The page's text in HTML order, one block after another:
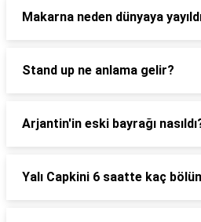
Makarna neden dünyaya
Stand up ne anlama gelir?
Arjantin'in eski bayrağı
Yalı Capkini 6 saatte kaç